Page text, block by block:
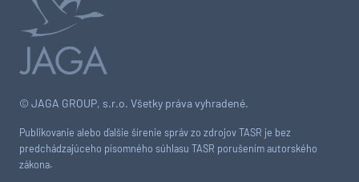
© JAGA GROUP, s.r.o. Všetky práva vyhradené.
Publikovanie alebo ďalšie šírenie správ zo zdrojov TASR je bez
predchádzajúceho písomného súhlasu TASR porušením autorského
zákona.